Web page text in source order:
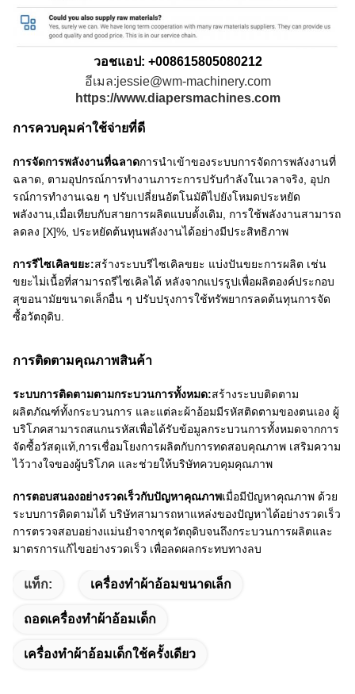
วอชแอป: +008615805080212
อีเมล:jessie@wm-machinery.com
https://www.diapersmachines.com
การควบคุมค่าใช้จ่ายที่ดี
การจัดการพลังงานที่ฉลาดการนําเข้าของระบบการจัดการพลังงานที่
ฉลาด, ตามอุปกรณ์การทํางานภาระการปรับกําลังในเวลาจริง, อุปก
รณ์การทํางานเฉย ๆ ปรับเปลี่ยนอัตโนมัติไปยังโหมดประหยัด
พลังงาน,เมื่อเทียบกับสายการผลิตแบบดั้งเดิม, การใช้พลังงานสามารถ
ลดลง [X]%, ประหยัดต้นทุนพลังงานได้อย่างมีประสิทธิภาพ
การรีไซเคิลขยะ:สร้างระบบรีไซเคิลขยะ แบ่งปันขยะการผลิต เช่น
ขยะไม่เนื้อที่สามารถรีไซเคิลได้ หลังจากแปรรูปเพื่อผลิตองค์ประกอบ
สุขอนามัยขนาดเล็กอื่น ๆ ปรับปรุงการใช้ทรัพยากรลดต้นทุนการจัด
ซื้อวัตถุดิบ.
การติดตามคุณภาพสินค้า
ระบบการติดตามตามกระบวนการทั้งหมด:สร้างระบบติดตาม
ผลิตภัณฑ์ทั้งกระบวนการ และแต่ละผ้าอ้อมมีรหัสติดตามของตนเอง ผู้
บริโภคสามารถสแกนรหัสเพื่อได้รับข้อมูลกระบวนการทั้งหมดจากการ
จัดซื้อวัสดุแท้,การเชื่อมโยงการผลิตกับการทดสอบคุณภาพ เสริมความ
ไว้วางใจของผู้บริโภค และช่วยให้บริษัทควบคุมคุณภาพ
การตอบสนองอย่างรวดเร็วกับปัญหาคุณภาพเมื่อมีปัญหาคุณภาพ ด้วย
ระบบการติดตามได้ บริษัทสามารถหาแหล่งของปัญหาได้อย่างรวดเร็ว
การตรวจสอบอย่างแม่นยําจากชุดวัตถุดิบจนถึงกระบวนการผลิตและ
มาตรการแก้ไขอย่างรวดเร็ว เพื่อลดผลกระทบทางลบ
แท็ก: เครื่องทําผ้าอ้อมขนาดเล็ก
ถอดเครื่องทําผ้าอ้อมเด็ก
เครื่องทําผ้าอ้อมเด็กใช้ครั้งเดียว